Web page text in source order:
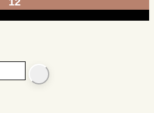
SEARCH